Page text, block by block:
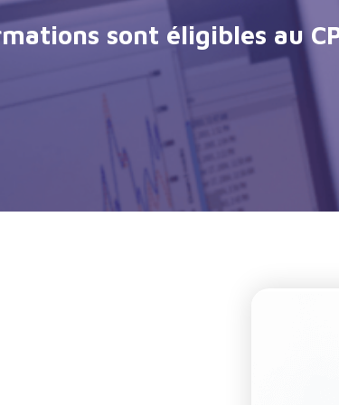
sont éligibles au